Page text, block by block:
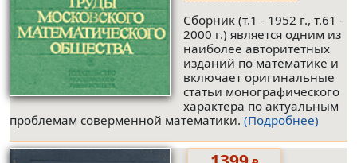
Сборник (т.1 - 1952 г., т.61 -
2000 г.) является одним из
наиболее авторитетных
изданий по математике и
включает оригинальные
статьи монографического
характера по актуальным
проблемам соверменной математики. (Подробнее)